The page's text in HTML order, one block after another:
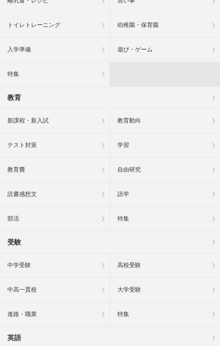
トイレトレーニング 幼稚園・保育園
入学準備 遊び・ゲーム
特集
教育
新課程・新入試 教育動向
テスト対策 学習
教育費 自由研究
読書感想文 語学
部活 特集
受験
中学受験 高校受験
中高一貫校 大学受験
進路・職業 特集
英語